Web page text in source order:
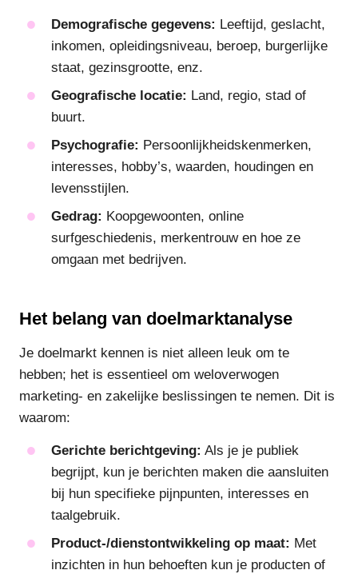
Demografische gegevens: Leeftijd, geslacht,
inkomen, opleidingsniveau, beroep, burgerlijke
staat, gezinsgrootte, enz.
Geografische locatie: Land, regio, stad of
buurt.
Psychografie: Persoonlijkheidskenmerken,
interesses, hobby’s, waarden, houdingen en
levensstijlen.
Gedrag: Koopgewoonten, online
surfgeschiedenis, merkentrouw en hoe ze
omgaan met bedrijven.
Het belang van doelmarktanalyse
Je doelmarkt kennen is niet alleen leuk om te
hebben; het is essentieel om weloverwogen
marketing- en zakelijke beslissingen te nemen. Dit is
waarom:
Gerichte berichtgeving: Als je je publiek
begrijpt, kun je berichten maken die aansluiten
bij hun specifieke pijnpunten, interesses en
taalgebruik.
Product-/dienstontwikkeling op maat: Met
inzichten in hun behoeften kun je producten of